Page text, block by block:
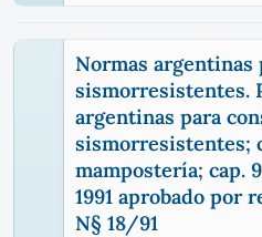
Normas argentinas
sismorresistentes.
argentinas para
sismorresistentes;
mampostería; cap.
1991 aprobado por
N§ 18/91